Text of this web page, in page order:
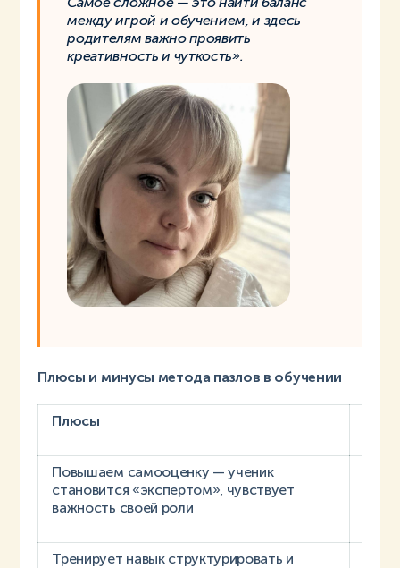
между игрой и обучением, и здесь
родителям важно проявить
креативность и чуткость».
Плюсы и минусы метода пазлов в обучении
Плюсы
Повышаем самооценку — ученик
становится «экспертом», чувствует
важность своей роли
Тренирует навык структурировать и